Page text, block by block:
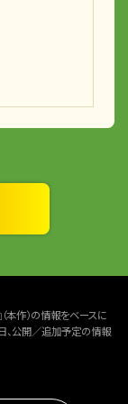
本作）の情報をベースに
、公開／追加予定の情報